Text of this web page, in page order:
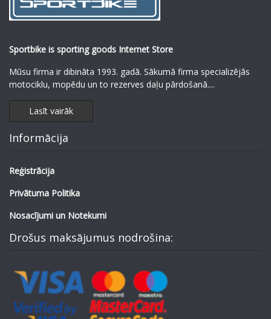
Sportbike is sporting goods Internet Store
Mūsu firma ir dibināta 1993. gadā. Sākumā firma specializējās
motociklu, mopēdu un to rezerves daļu pārdošanā....
Lasīt vairāk
Informācija
Reģistrācija
Privātuma Politika
Nosacījumi un Notekumi
Drošus maksājumus nodrošina: